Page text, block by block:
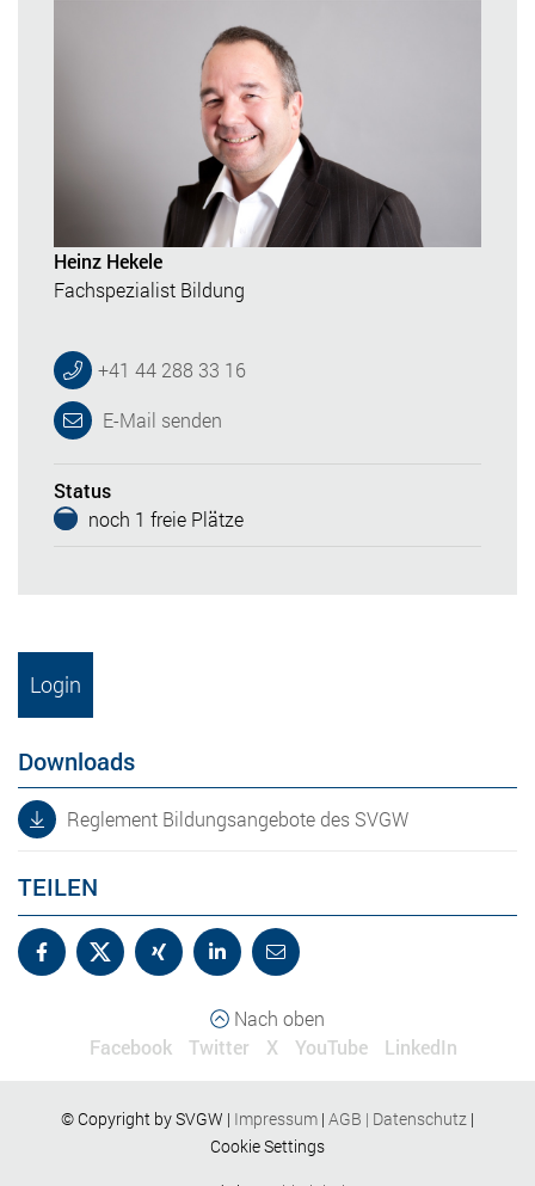
Heinz Hekele
Fachspezialist Bildung
+41 44 288 33 16
E-Mail senden
Status
noch 1 freie Plätze
Login
Downloads
Reglement Bildungsangebote des SVGW
TEILEN
Nach oben
Facebook
Twitter X YouTube LinkedIn
© Copyright by SVGW | Impressum | AGB | Datenschutz |
Cookie Settings